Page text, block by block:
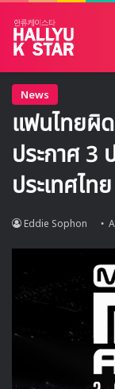
News
แฟนไทยผิ
ประกาศ 3
ประเทศไทย
Eddie Sophon